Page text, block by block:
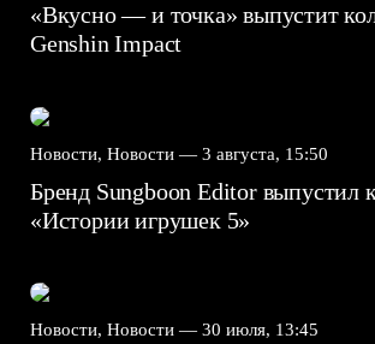
«Вкусно — и точка» выпустит
Genshin Impact⁠⁠
Новости, Новости — 3 августа, 15:50
Бренд Sungboon Editor выпустил
«Истории игрушек 5»
Новости, Новости — 30 июля, 13:45